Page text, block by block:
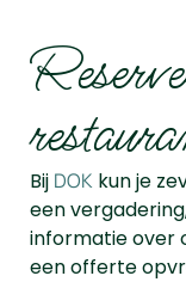
Bij DOK kun je
een
informatie over
een offerte